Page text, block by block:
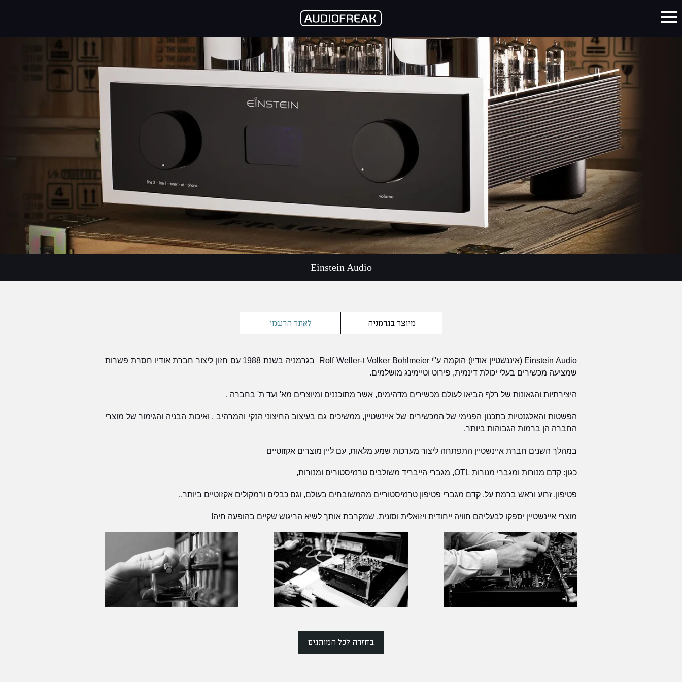
Einstein Audio
מיוצר בגרמניה לאתר הרשמי
Einstein Audio (איננשטיין אודיו) הוקמה ע"י Volker Bohlmeier ו-Rolf Weller בגרמניה בשנת 1988 עם חזון ליצור חברת אודיו חסרת פשרות
שמציעה מכשירים בעלי יכולת דינמית, פירוט וטיימינג מושלמים.
היצירתיות והגאונות של רלף הביאו לעולם מכשירים מדהימים, אשר מתוכננים ומיוצרים מא' ועד ת' בחברה .
הפשטות והאלגנטיות בתכנון הפנימי של המכשירים של איינשטיין, ממשיכים גם בעיצוב החיצוני הנקי והמרהיב , ואיכות הבניה והגימור של מוצרי
החברה הן ברמות הגבוהות ביותר.
במהלך השנים חברת איינשטיין התפתחה ליצור מערכות שמע מלאות, עם ליין מוצרים אקזוטיים
כגון: קדם מנורות ומגברי מנורות OTL, מגברי הייבריד משולבים טרנזיסטורים ומנורות,
פטיפון, זרוע וראש ברמת על, קדם מגברי פטיפון טרנזיסטוריים מהמשובחים בעולם, וגם כבלים ורמקולים אקזוטיים ביותר..
מוצרי איינשטיין יספקו לבעליהם חוויה ייחודית ויזואלית וסונית, שמקרבת אותך לשיא הריגוש שקיים בהופעה חיה!
בחזרה לכל המותגים